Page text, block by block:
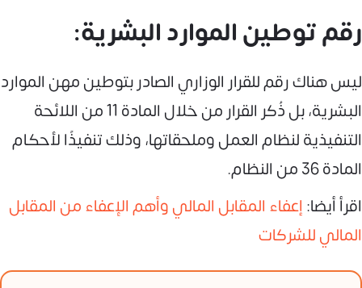
رقم توطين الموارد البشرية:
ليس هناك رقم للقرار الوزاري الصادر بتوطين مهن الموارد
البشرية، بل ذُكر القرار من خلال المادة 11 من اللائحة
التنفيذية لنظام العمل وملحقاتها، وذلك تنفيذًا لأحكام
المادة 36 من النظام.
اقرأ أيضا:إعفاء المقابل المالي وأهم الإعفاء من المقابل
المالي للشركات